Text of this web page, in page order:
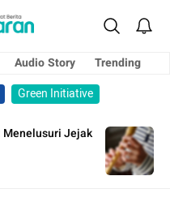
Audio Story
Trending
Green Initiative
Menelusuri Jejak